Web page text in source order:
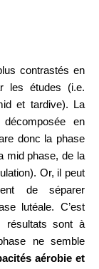
contrastés en
les études (i.e.
et tardive). La
en
donc la phase
mid phase, de la
Or, il peut
de séparer
lutéale. C’est
résultats sont à
ne semble
aérobie et